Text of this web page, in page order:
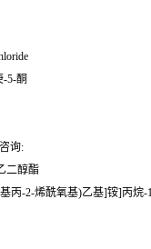
-5-酮
询:
二醇酯
丙-2-烯酰氧基)乙基]铵]丙烷-